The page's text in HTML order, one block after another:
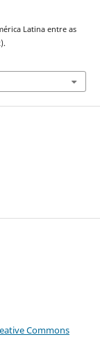
Latina entre as
Commons